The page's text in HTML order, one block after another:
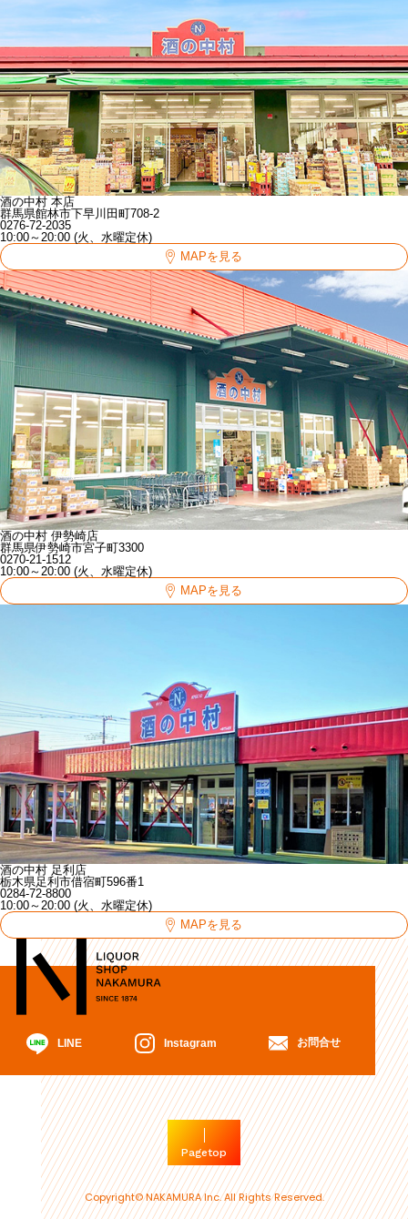
酒の中村 本店
群馬県館林市下早川田町708-2
0276-72-2035
10:00～20:00 (火、水曜定休)
MAPを見る
酒の中村 伊勢崎店
群馬県伊勢崎市宮子町3300
0270-21-1512
10:00～20:00 (火、水曜定休)
MAPを見る
酒の中村 足利店
栃木県足利市借宿町596番1
0284-72-8800
10:00～20:00 (火、水曜定休)
MAPを見る
LINE Instagram お問合せ
Pagetop
Copyright© NAKAMURA Inc. All Rights Reserved.